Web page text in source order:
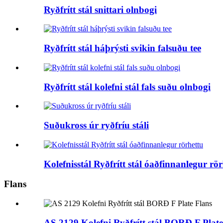
Ryðfrítt stál snittari olnbogi
Ryðfrítt stál háþrýsti svikin falsuðu tee
Ryðfrítt stál kolefni stál fals suðu olnbogi
Suðukross úr ryðfríu stáli
Kolefnisstál Ryðfrítt stál óaðfinnanlegur
Flans